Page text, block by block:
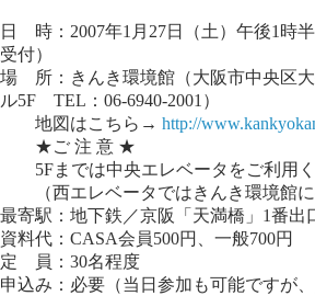
日 時：2007年1月27日（土）午後1時
受付）
場 所：きんき環境館（大阪市中央区
ル5F TEL：06-6940-2001）
地図はこちら→ http://
★ご 注 意 ★
5Fまでは中央エレベータをご利用く
（西エレベータではきんき環境館に
最寄駅：地下鉄／京阪「天満橋」1番出
資料代：CASA会員500円、一般700円
定 員：30名程度
申込み：必要（当日参加も可能ですが